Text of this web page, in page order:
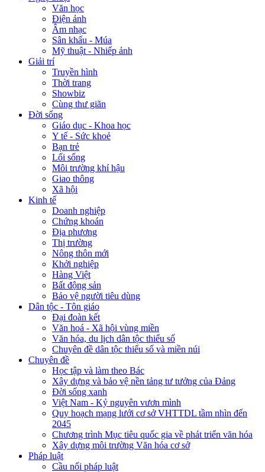
Văn học
Điện ảnh
Âm nhạc
Sân khấu - Múa
Mỹ thuật - Nhiếp ảnh
Giải trí
Truyền hình
Thời trang
Showbiz
Cùng thư giãn
Đời sống
Giáo dục - Khoa học
Y tế - Sức khoẻ
Bạn trẻ
Lối sống
Môi trường khí hậu
Giao thông
Xã hội
Kinh tế
Doanh nghiệp
Chứng khoán
Địa phương
Thị trường
Nông thôn mới
Khởi nghiệp
Hàng Việt
Bất động sản
Bảo vệ người tiêu dùng
Dân tộc - Tôn giáo
Đại đoàn kết
Văn hoá - Xã hội vùng miền
Văn hóa, du lịch dân tộc thiểu số
Chuyên đề dân tộc thiểu số và miền núi
Chuyên đề
Học tập và làm theo Bác
Xây dựng và bảo vệ nền tảng tư tưởng của Đảng
Đời sống xanh
Việt Nam - Kỷ nguyên vươn mình
Quy hoạch mạng lưới cơ sở VHTTDL tầm nhìn đến
2045
Chương trình Mục tiêu quốc gia về phát triển văn hóa
Xây dựng môi trường Văn hóa cơ sở
Pháp luật
Cầu nối pháp luật